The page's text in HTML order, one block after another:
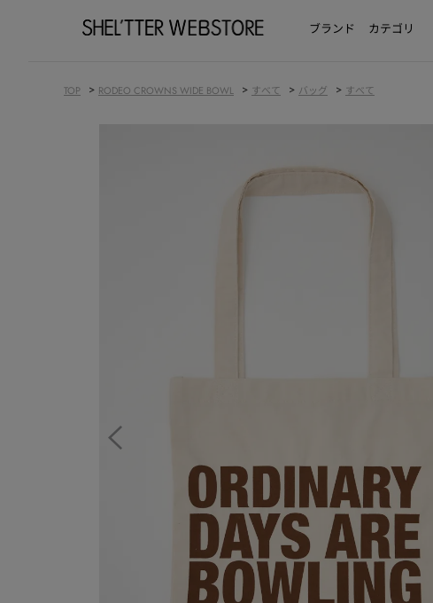
ブランド カテゴリ
TOP > RODEO CROWNS WIDE BOWL > すべて > バッグ > すべて